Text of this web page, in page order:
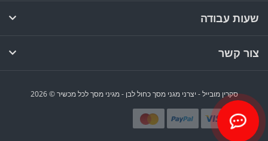
שעות עבודה
צור קשר
סקרין מובייל - יצרני מגני מסך כחול לבן - מגיני מסך לכל מכשיר © 2026